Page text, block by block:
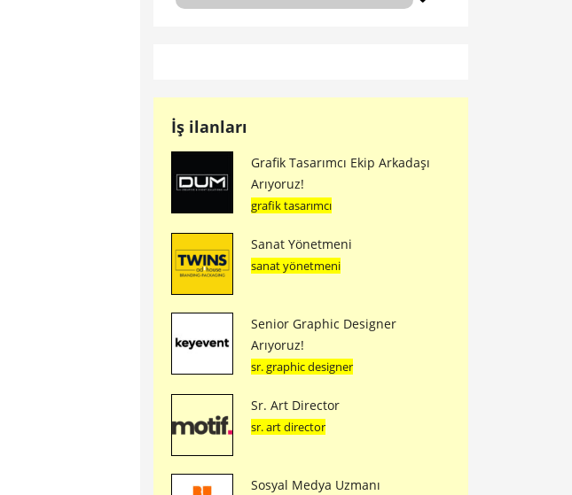
İş ilanları
Grafik Tasarımcı Ekip Arkadaşı
Arıyoruz!
grafik tasarımcı
Sanat Yönetmeni
sanat yönetmeni
Senior Graphic Designer
Arıyoruz!
sr. graphic designer
Sr. Art Director
sr. art director
Sosyal Medya Uzmanı